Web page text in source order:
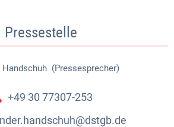
Pressestelle
Handschuh (Pressesprecher)
Alexander Handschuh
+49 30 77307-253